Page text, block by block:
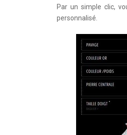
Par un simple clic,
personnalisé.